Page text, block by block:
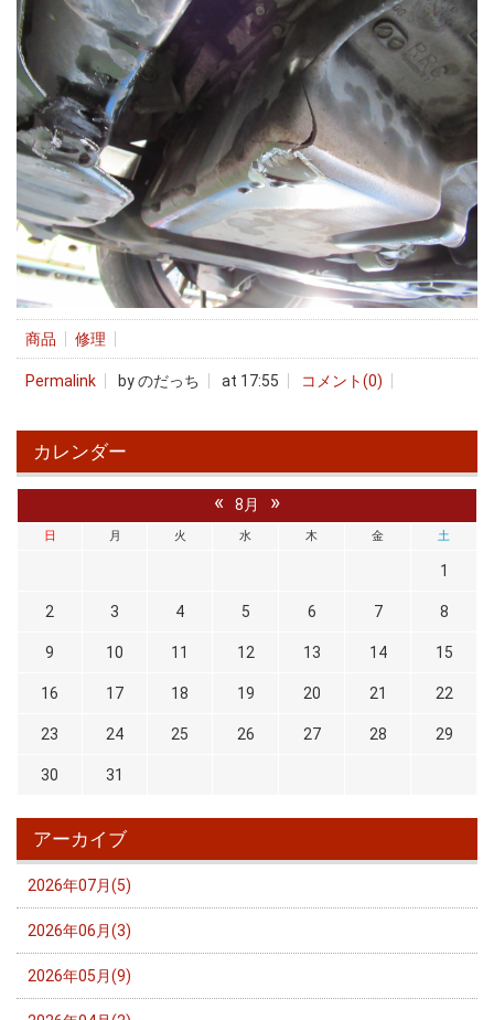
商品 修理
Permalink by のだっち at 17:55 コメント(0)
カレンダー
« 8月 »
日 月 火 水 木 金 土
1
2 3 4 5 6 7 8
9 10 11 12 13 14 15
16 17 18 19 20 21 22
23 24 25 26 27 28 29
30 31
アーカイブ
2026年07月(5)
2026年06月(3)
2026年05月(9)